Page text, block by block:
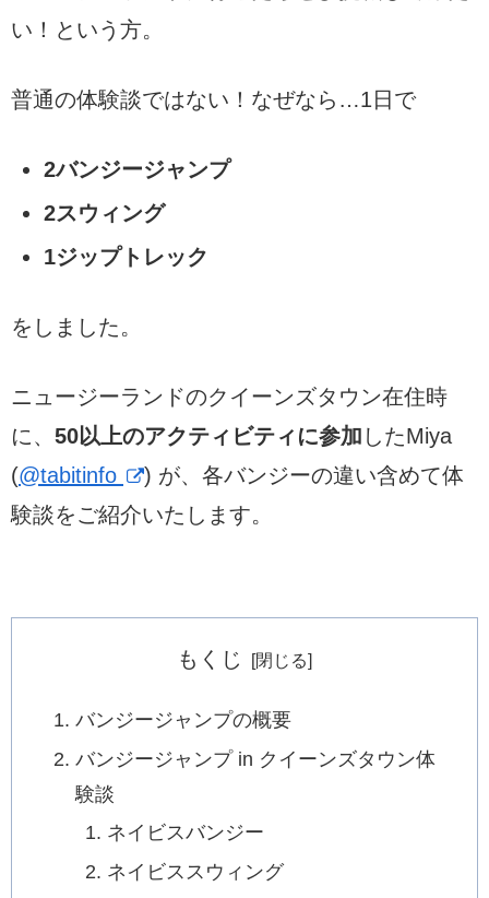
い！という方。
普通の体験談ではない！なぜなら…1日で
2バンジージャンプ
2スウィング
1ジップトレック
をしました。
ニュージーランドのクイーンズタウン在住時
に、 50以上のアクティビティに参加 したMiya
(@tabitinfo
) が、各バンジーの違い含めて体
験談をご紹介いたします。
もくじ
バンジージャンプの概要
バンジージャンプ in クイーンズタウン体
験談
ネイビスバンジー
ネイビススウィング